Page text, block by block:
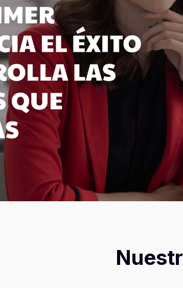
TU DIPLOMADO EN TAN SOLO 3
MESES
INGRESAR
Conoce los programas MBT